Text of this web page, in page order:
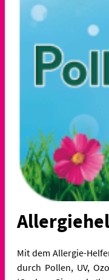
Mit dem Allergie-
durch Pollen, UV,